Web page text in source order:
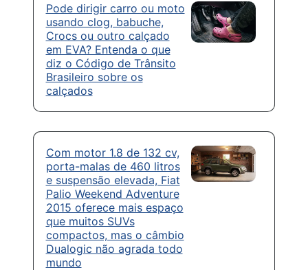
Pode dirigir carro ou moto
usando clog, babuche,
Crocs ou outro calçado
em EVA? Entenda o que
diz o Código de Trânsito
Brasileiro sobre os
calçados
Com motor 1.8 de 132 cv,
porta-malas de 460 litros
e suspensão elevada, Fiat
Palio Weekend Adventure
2015 oferece mais espaço
que muitos SUVs
compactos, mas o câmbio
Dualogic não agrada todo
mundo